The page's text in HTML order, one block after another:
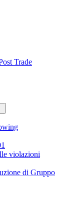
Trade
violazioni
di Gruppo